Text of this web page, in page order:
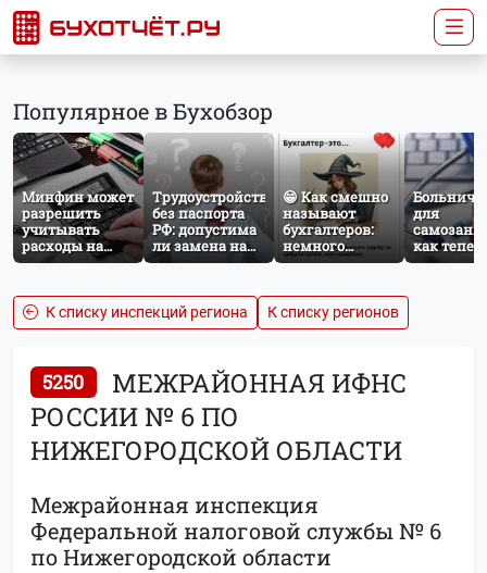
Популярное в Бухобзор
Минфин может
разрешить
учитывать
расходы на
защиту от
расчёте налога
на прибыль
Трудоустройство
без паспорта
РФ: допустима
ли замена на
загранпаспорт?
😁 Как смешно
называют
бухгалтеров:
немного
профессионального
для
как
работает
К списку инспекций региона К списку регионов
5250
МЕЖРАЙОННАЯ ИФНС
РОССИИ № 6 ПО
НИЖЕГОРОДСКОЙ ОБЛАСТИ
Межрайонная инспекция
Федеральной налоговой службы № 6
по Нижегородской области